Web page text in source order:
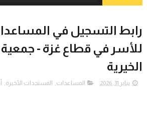
رابط التسجيل في
للأسر في قطاع غزة - جمعية
الخيرية
يناير 31, 2026 المساعدات, المستجدات الأخيرة,